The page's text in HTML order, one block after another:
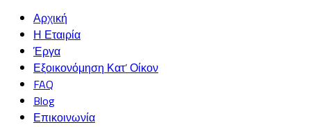
Αρχική
Η Εταιρία
Έργα
Εξοικονόμηση Κατ’ Οίκον
FAQ
Blog
Επικοινωνία